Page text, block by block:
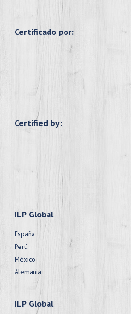
Certificado por:
Certified by:
ILP Global
España
Perú
México
Alemania
ILP Global